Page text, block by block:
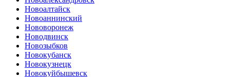
Новоалтайск
Новоаннинский
Нововоронеж
Новодвинск
Новозыбков
Новокубанск
Новокузнецк
Новокуйбышевск